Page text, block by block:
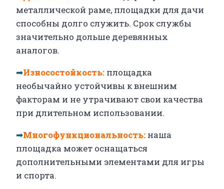
металлической раме, площадки для дачи
способны долго служить. Срок службы
значительно дольше деревянных
аналогов.
➡Износостойкость: площадка
необычайно устойчивы к внешним
факторам и не утрачивают свои качества
при длительном использовании.
➡Многофункциональность: наша
площадка может оснащаться
дополнительными элементами для игры
и спорта.